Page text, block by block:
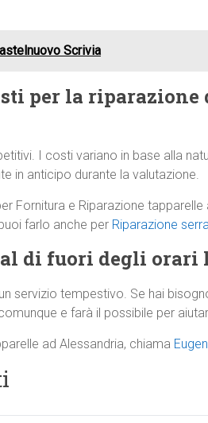
Scrivia
per la riparazione
I costi variano in base alla
in anticipo durante la valutazione.
Fornitura e Riparazione
farlo anche per Riparazione
di fuori degli
servizio tempestivo. Se hai
e farà il possibile per
ad Alessandria, chiama